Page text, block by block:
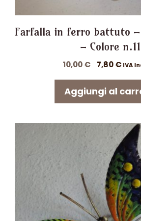
Farfalla in ferro battuto –
– Colore n.11
10,00€
Il
originale
era:
7,80€IlIVA
Aggiungi al